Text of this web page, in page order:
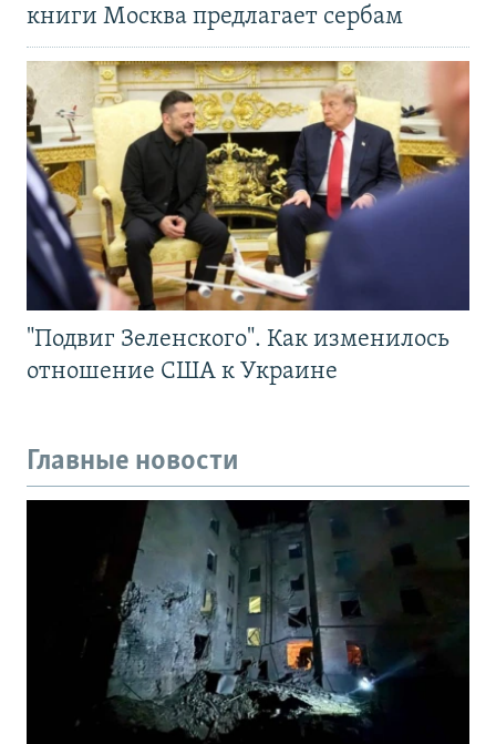
книги Москва предлагает сербам
"Подвиг Зеленского". Как изменилось
отношение США к Украине
Главные новости